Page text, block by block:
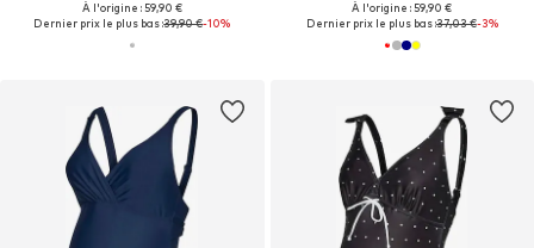
À l'origine : 59,90 €
Dernier prix le plus bas :39,90 €-10%
À l'origine : 59,90 €
Dernier prix le plus bas :37,03 €-3%